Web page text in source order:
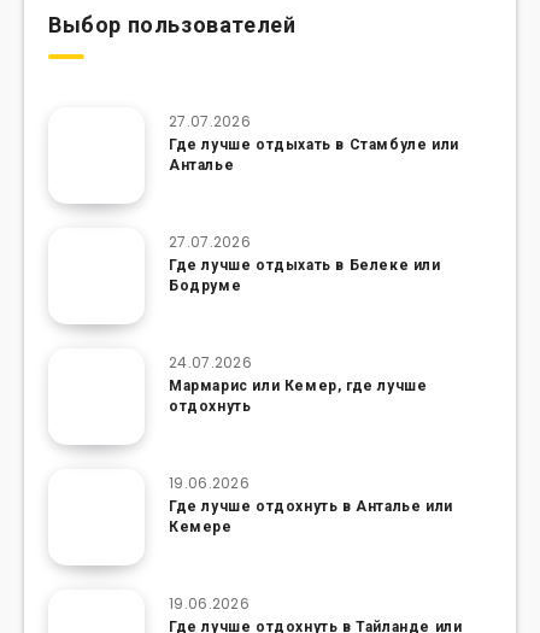
Выбор пользователей
27.07.2026
Где лучше отдыхать в Стамбуле или
Анталье
27.07.2026
Где лучше отдыхать в Белеке или
Бодруме
24.07.2026
Мармарис или Кемер, где лучше
отдохнуть
19.06.2026
Где лучше отдохнуть в Анталье или
Кемере
19.06.2026
Где лучше отдохнуть в Тайланде или